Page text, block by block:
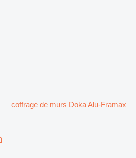
coffrage de murs Doka Alu-Framax